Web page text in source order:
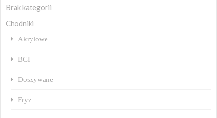
Brak kategorii
Chodniki
Akrylowe
BCF
Doszywane
Fryz